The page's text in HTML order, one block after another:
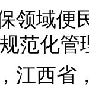
领域便
范化
江西省